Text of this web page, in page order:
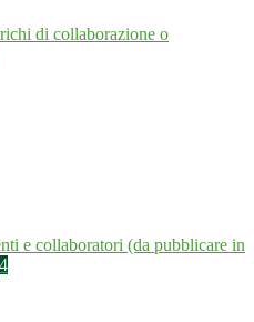
di collaborazione o
e collaboratori (da pubblicare in
4